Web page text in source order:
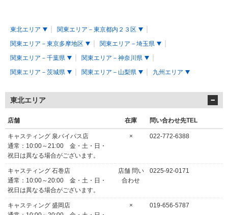
東北エリア
関東エリア－東京都内２３区
関東エリア－東京多摩地区
関東エリア－埼玉県
関東エリア－千葉県
関東エリア－神奈川県
関東エリア－茨城県
関東エリア－山梨県 九州エリア
東北エリア
店舗 在庫 問い合わせ先TEL
キャスティング 泉バイパス店
通常：10:00～21:00 金・土・日・
祝日は異なる場合がございます。
× 022-772-6388
キャスティング 石巻店
通常：10:00～20:00 金・土・日・
祝日は異なる場合がございます。
店舗 問い
合わせ
0225-92-0171
キャスティング 盛岡店
× 019-656-5787